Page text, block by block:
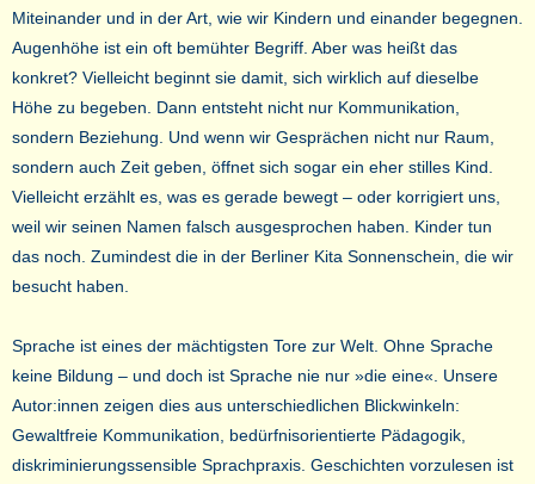
Miteinander und in der Art, wie wir Kindern und einander begegnen.
Augenhöhe ist ein oft bemühter Begriff. Aber was heißt das
konkret? Vielleicht beginnt sie damit, sich wirklich auf dieselbe
Höhe zu begeben. Dann entsteht nicht nur Kommunikation,
sondern Beziehung. Und wenn wir Gesprächen nicht nur Raum,
sondern auch Zeit geben, öffnet sich sogar ein eher stilles Kind.
Vielleicht erzählt es, was es gerade bewegt – oder korrigiert uns,
weil wir seinen Namen falsch ausgesprochen haben. Kinder tun
das noch. Zumindest die in der Berliner Kita Sonnenschein, die wir
besucht haben.
Sprache ist eines der mächtigsten Tore zur Welt. Ohne Sprache
keine Bildung – und doch ist Sprache nie nur »die eine«. Unsere
Autor:innen zeigen dies aus unterschiedlichen Blickwinkeln:
Gewaltfreie Kommunikation, bedürfnisorientierte Pädagogik,
diskriminierungssensible Sprachpraxis. Geschichten vorzulesen ist